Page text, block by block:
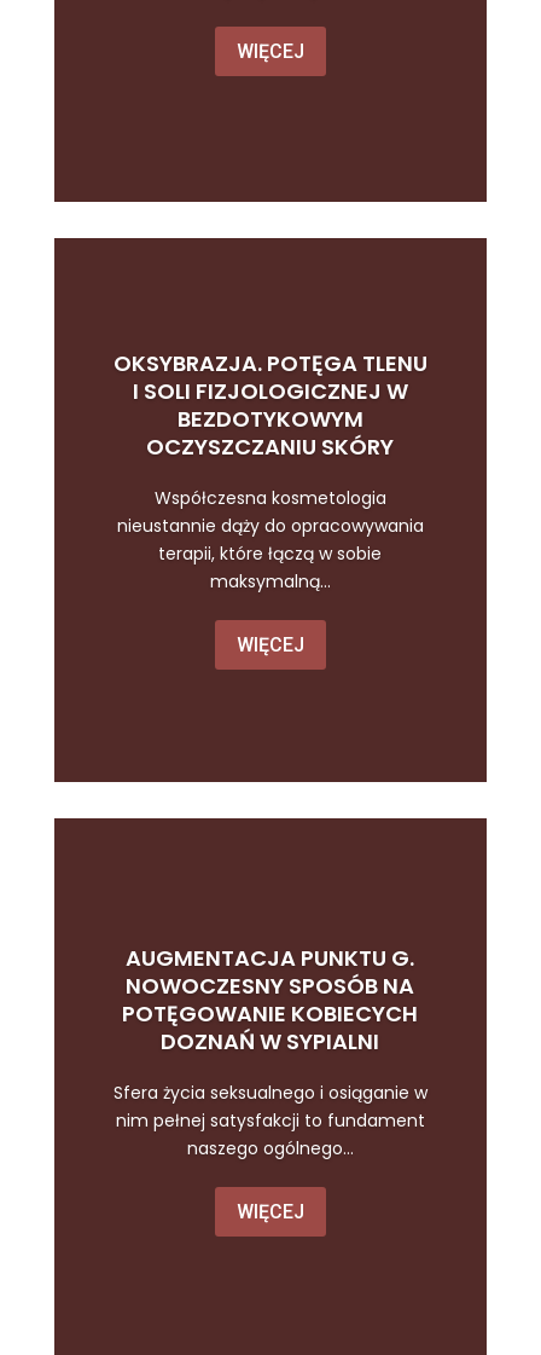
WIĘCEJ
OKSYBRAZJA. POTĘGA TLENU
I SOLI FIZJOLOGICZNEJ W
BEZDOTYKOWYM
OCZYSZCZANIU SKÓRY
Współczesna kosmetologia
nieustannie dąży do opracowywania
terapii, które łączą w sobie
maksymalną...
WIĘCEJ
AUGMENTACJA PUNKTU G.
NOWOCZESNY SPOSÓB NA
POTĘGOWANIE KOBIECYCH
DOZNAŃ W SYPIALNI
Sfera życia seksualnego i osiąganie w
nim pełnej satysfakcji to fundament
naszego ogólnego...
WIĘCEJ